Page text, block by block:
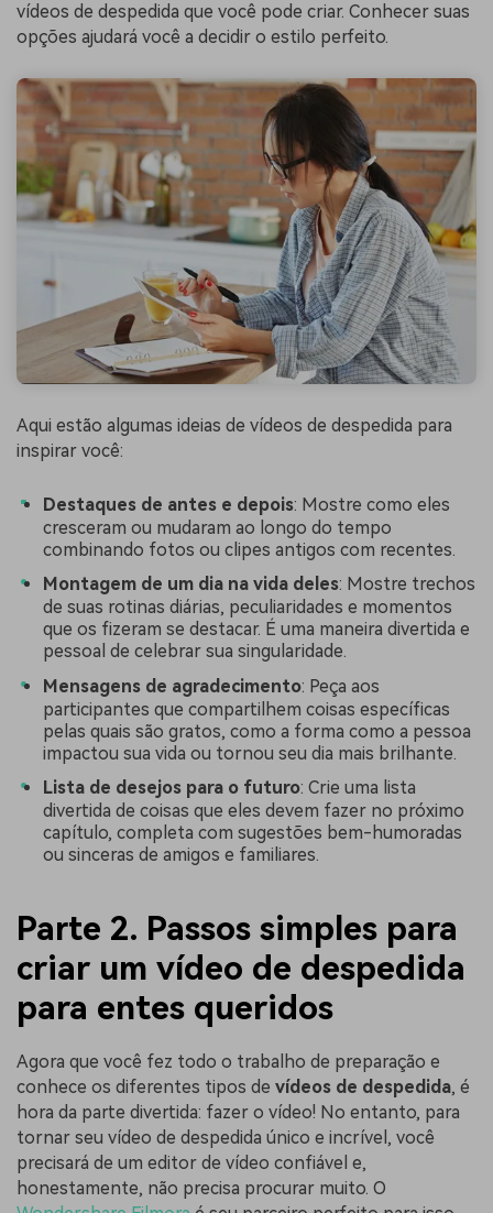
vídeos de despedida que você pode criar. Conhecer suas
opções ajudará você a decidir o estilo perfeito.
Aqui estão algumas ideias de vídeos de despedida para
inspirar você:
Destaques de antes e depois: Mostre como eles
cresceram ou mudaram ao longo do tempo
combinando fotos ou clipes antigos com recentes.
Montagem de um dia na vida deles: Mostre trechos
de suas rotinas diárias, peculiaridades e momentos
que os fizeram se destacar. É uma maneira divertida e
pessoal de celebrar sua singularidade.
Mensagens de agradecimento: Peça aos
participantes que compartilhem coisas específicas
pelas quais são gratos, como a forma como a pessoa
impactou sua vida ou tornou seu dia mais brilhante.
Lista de desejos para o futuro: Crie uma lista
divertida de coisas que eles devem fazer no próximo
capítulo, completa com sugestões bem-humoradas
ou sinceras de amigos e familiares.
Parte 2. Passos simples para
criar um vídeo de despedida
para entes queridos
Agora que você fez todo o trabalho de preparação e
conhece os diferentes tipos de vídeos de despedida, é
hora da parte divertida: fazer o vídeo! No entanto, para
tornar seu vídeo de despedida único e incrível, você
precisará de um editor de vídeo confiável e,
honestamente, não precisa procurar muito. O